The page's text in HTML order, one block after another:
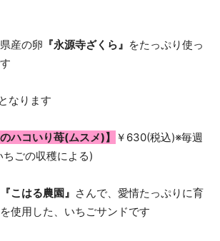
産の卵 『永源寺ざくら』 をたっぷり使っ
となります
ハコいり苺(ムスメ)】
￥630(税込)※毎週
ごの収穫による)
『こはる農園』 さんで、愛情たっぷりに育
を使用した、いちごサンドです